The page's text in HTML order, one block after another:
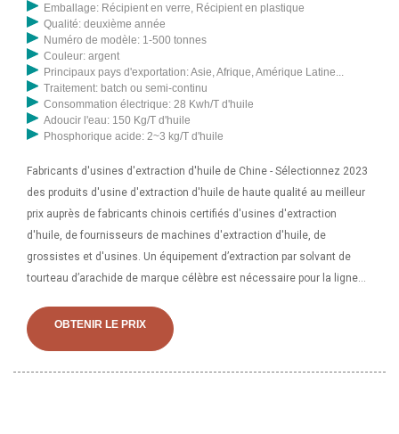
Emballage: Récipient en verre, Récipient en plastique
Qualité: deuxième année
Numéro de modèle: 1-500 tonnes
Couleur: argent
Principaux pays d'exportation: Asie, Afrique, Amérique Latine...
Traitement: batch ou semi-continu
Consommation électrique: 28 Kwh/T d'huile
Adoucir l'eau: 150 Kg/T d'huile
Phosphorique acide: 2~3 kg/T d'huile
Fabricants d'usines d'extraction d'huile de Chine - Sélectionnez 2023
des produits d'usine d'extraction d'huile de haute qualité au meilleur
prix auprès de fabricants chinois certifiés d'usines d'extraction
d'huile, de fournisseurs de machines d'extraction d'huile, de
grossistes et d'usines. Un équipement d’extraction par solvant de
tourteau d’arachide de marque célèbre est nécessaire pour la ligne
d'huile comestible La ligne complète de remplissage d'huile
comestible est spécialement conçue pour l'huile comestible.
OBTENIR LE PRIX